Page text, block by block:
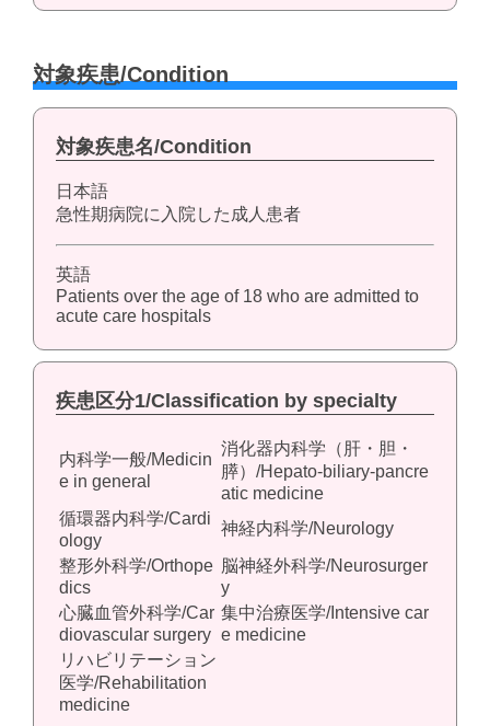
対象疾患/Condition
対象疾患名/Condition
日本語
急性期病院に入院した成人患者
英語
Patients over the age of 18 who are admitted to
acute care hospitals
疾患区分1/Classification by specialty
内科学一般/Medicin
e in general
消化器内科学（肝・胆・
膵）/Hepato-biliary-pancre
atic medicine
循環器内科学/Cardi
ology
神経内科学/Neurology
整形外科学/Orthope
dics
脳神経外科学/Neurosurger
y
心臓血管外科学/Car
diovascular surgery
集中治療医学/Intensive car
e medicine
リハビリテーション
医学/Rehabilitation
medicine